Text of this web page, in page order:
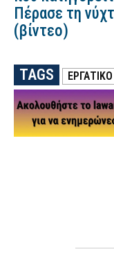
Πέρασε τη
(βίντεο)
TAGS